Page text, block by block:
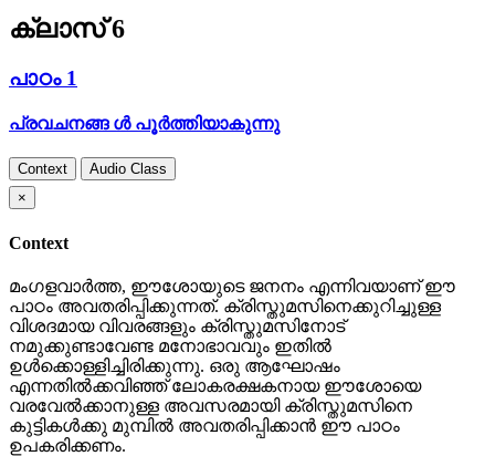
ക്ലാസ് 6
പാഠം 1
പ്രവചനങ്ങ ള്‍ പൂര്‍ത്തിയാകുന്നു
Context
Audio Class
×
Context
മംഗളവാര്‍ത്ത, ഈശോയുടെ ജനനം എന്നിവയാണ് ഈ
പാഠം അവതരിപ്പിക്കുന്നത്. ക്രിസ്തുമസിനെക്കുറിച്ചുള്ള
വിശദമായ വിവരങ്ങളും ക്രിസ്തുമസിനോട്
നമുക്കുണ്ടാവേണ്ട മനോഭാവവും ഇതില്‍
ഉള്‍ക്കൊള്ളിച്ചിരിക്കുന്നു. ഒരു ആഘോഷം
എന്നതില്‍ക്കവിഞ്ഞ് ലോകരക്ഷകനായ ഈശോയെ
വരവേല്‍ക്കാനുള്ള അവസരമായി ക്രിസ്തുമസിനെ
കുട്ടികള്‍ക്കു മുമ്പില്‍ അവതരിപ്പിക്കാന്‍ ഈ പാഠം
ഉപകരിക്കണം.